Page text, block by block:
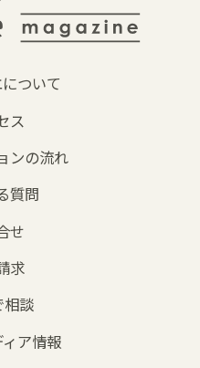
ついて
ス
ンの流れ
質問
せ
求
相談
ア情報